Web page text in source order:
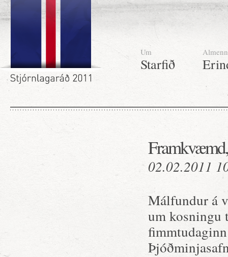
Um
Starfið
Almenn
02.02.2011
Málfundur á
um kosningu